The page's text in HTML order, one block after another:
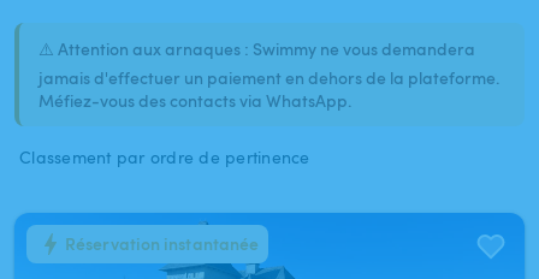
⚠️ Attention aux arnaques : Swimmy ne vous demandera
jamais d'effectuer un paiement en dehors de la plateforme.
Méfiez-vous des contacts via WhatsApp.
Classement par ordre de pertinence
1/9 Réservation instantanée